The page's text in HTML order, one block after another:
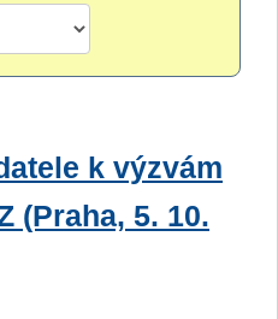
k výzvám
(Praha, 5. 10.